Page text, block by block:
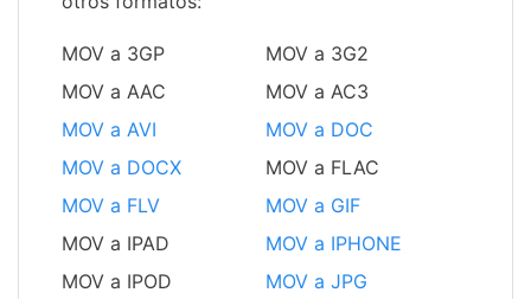
MOV a 3GP
MOV a 3G2
MOV a AAC
MOV a AC3
MOV a AVI
MOV a DOC
MOV a DOCX
MOV a FLAC
MOV a FLV
MOV a GIF
MOV a IPAD
MOV a IPHONE
MOV a IPOD
MOV a JPG